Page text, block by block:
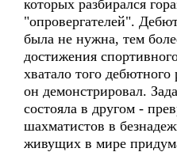
которых разбирался
"опровергателей".
была не нужна, тем
достижения
хватало того
он демонстрировал.
состояла в другом -
шахматистов в
живущих в мире